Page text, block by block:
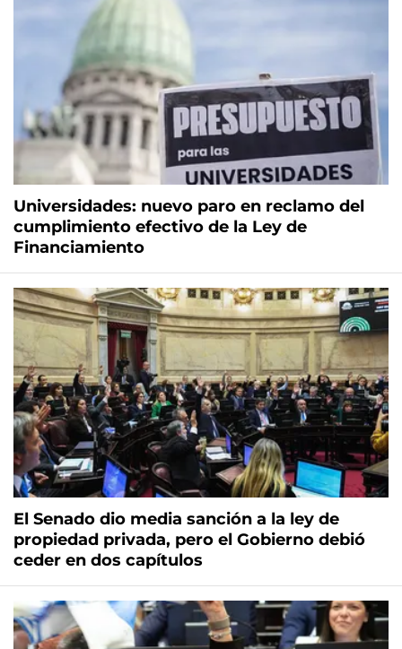
Universidades: nuevo paro en reclamo del
cumplimiento efectivo de la Ley de
Financiamiento
El Senado dio media sanción a la ley de
propiedad privada, pero el Gobierno debió
ceder en dos capítulos